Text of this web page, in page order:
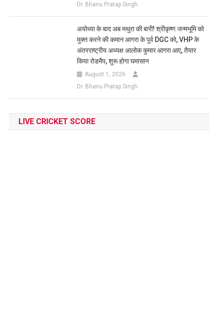
Dr. Bhanu Pratap Singh
अयोध्या के बाद अब मथुरा की बारी! श्रीकृष्ण जन्मभूमि को
मुक्त करने की कमान आगरा के पूर्व DGC को, VHP के
अंतरराष्ट्रीय अध्यक्ष आलोक कुमार आगरा आए, तैयार
किया रोडमैप, शुरू होगा घमासान
August 1, 2026
Dr. Bhanu Pratap Singh
LIVE CRICKET SCORE